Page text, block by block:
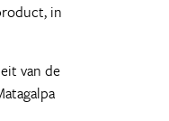
in
van de